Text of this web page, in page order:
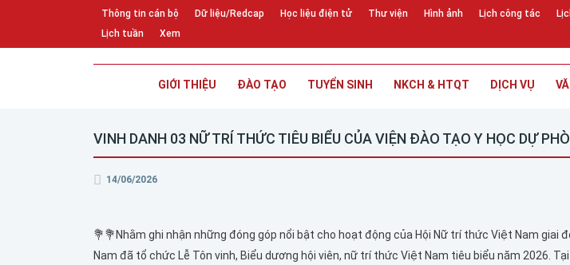
Thông tin cán bộ Dữ liệu/Redcap Học liệu điện tử Thư viện Hình ảnh Lịch công tác
Lịch tuần
Xem
GIỚI THIỆU ĐÀO TẠO TUYỂN SINH NKCH & HTQT DỊCH VỤ
VINH DANH 03 NỮ TRÍ THỨC TIÊU BIỂU CỦA VIỆN ĐÀO TẠO Y HỌC DỰ
14/06/2026
💐💐 Nhằm ghi nhận những đóng góp nổi bật cho hoạt động của Hội Nữ trí thức Việt Nam giai
Nam đã tổ chức Lễ Tôn vinh, Biểu dương hội viên, nữ trí thức Việt Nam tiêu biểu năm 2026.